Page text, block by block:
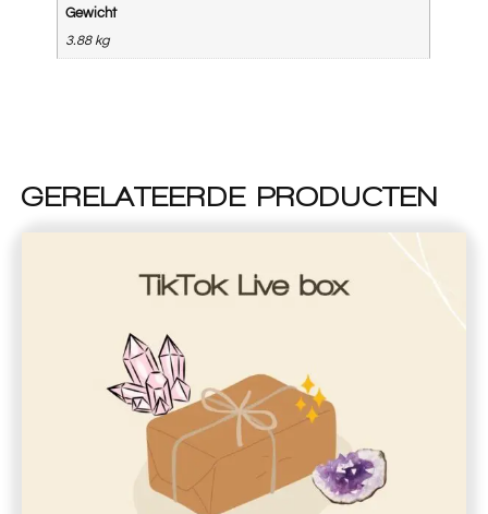
Gewicht
3.88 kg
GERELATEERDE PRODUCTEN